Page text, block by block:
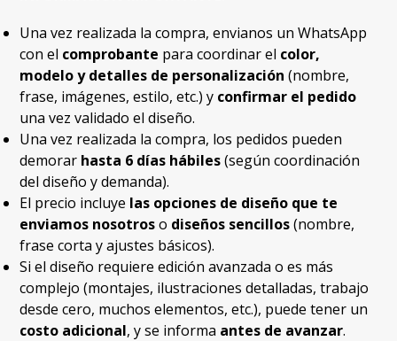
Una vez realizada la compra, envianos un WhatsApp
con el comprobante para coordinar el color,
modelo y detalles de personalización (nombre,
frase, imágenes, estilo, etc.) y confirmar el pedido
una vez validado el diseño.
Una vez realizada la compra, los pedidos pueden
demorar hasta 6 días hábiles(según coordinación
del diseño y demanda).
El precio incluye las opciones de diseño que te
enviamos nosotroso diseños sencillos(nombre,
frase corta y ajustes básicos).
Si el diseño requiere edición avanzada o es más
complejo (montajes, ilustraciones detalladas, trabajo
desde cero, muchos elementos, etc.), puede tener un
costo adicional, y se informa antes de avanzar.